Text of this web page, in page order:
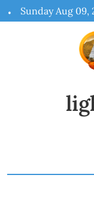
to
Sunday Aug 09,